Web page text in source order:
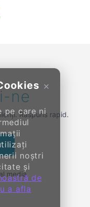
×
pe care ni
noștri
și
de
a afla
ne
Răspuns rapid.
media